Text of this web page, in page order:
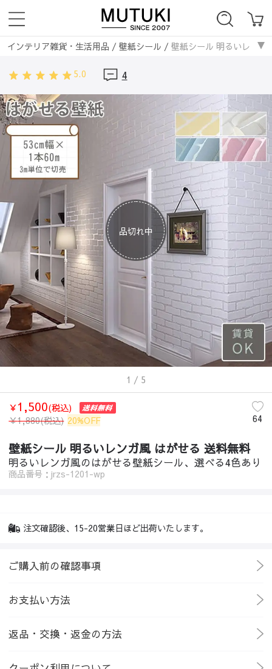
インテリア雑貨・生活用品 / 壁紙シール / 壁紙シール 明るいレンガ
5.0 4
品切れ中
1 / 5
￥1,500(税込)
￥1,880(税込) 20%OFF 64
壁紙シール 明るいレンガ風 はがせる 送料無料
明るいレンガ風のはがせる壁紙シール、選べる4色あり
商品番号：jrzs-1201-wp
注文確認後、15-20営業日ほど出荷いたします。
ご購入前の確認事項
お支払い方法
返品・交換・返金の方法